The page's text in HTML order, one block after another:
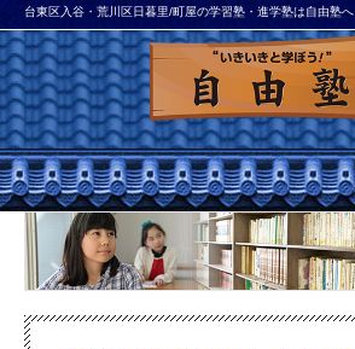
台東区入谷・荒川区日暮里/町屋の学習塾・進学塾は自由塾へ